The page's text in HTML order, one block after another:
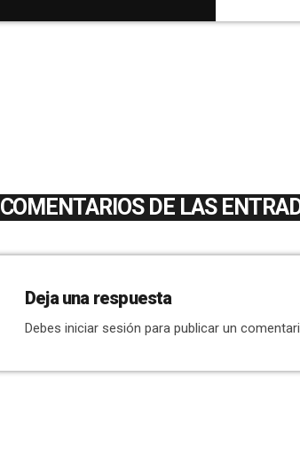
COMENTARIOS DE LAS
Deja una respuesta
Debes iniciar sesión para publicar un